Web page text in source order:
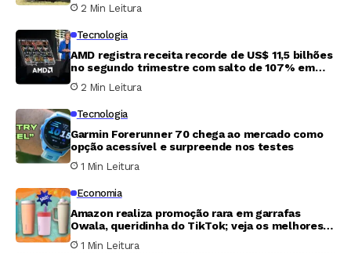
2 Min Leitura
Tecnologia
AMD registra receita recorde de US$ 11,5 bilhões
no segundo trimestre com salto de 107% em
centros de dados
2 Min Leitura
Tecnologia
Garmin Forerunner 70 chega ao mercado como
opção acessível e surpreende nos testes
1 Min Leitura
Economia
Amazon realiza promoção rara em garrafas
Owala, queridinha do TikTok; veja os melhores
descontos
1 Min Leitura